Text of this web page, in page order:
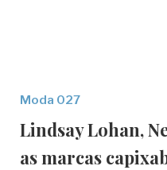
Moda 027
Lindsay Lohan,
as marcas